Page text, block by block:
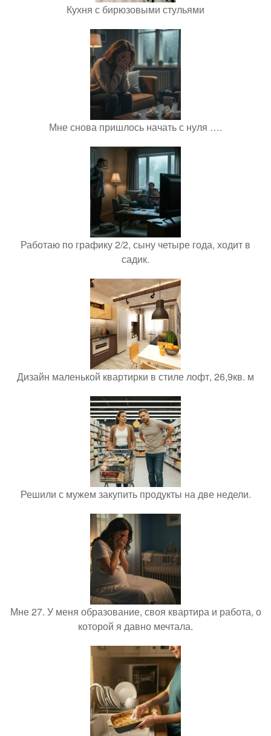
Кухня с бирюзовыми стульями
Мне снова пришлось начать с нуля ….
Работаю по графику 2/2, сыну четыре года, ходит в
садик.
Дизайн маленькой квартирки в стиле лофт, 26,9кв. м
Решили с мужем закупить продукты на две недели.
Мне 27. У меня образование, своя квартира и работа, о
которой я давно мечтала.